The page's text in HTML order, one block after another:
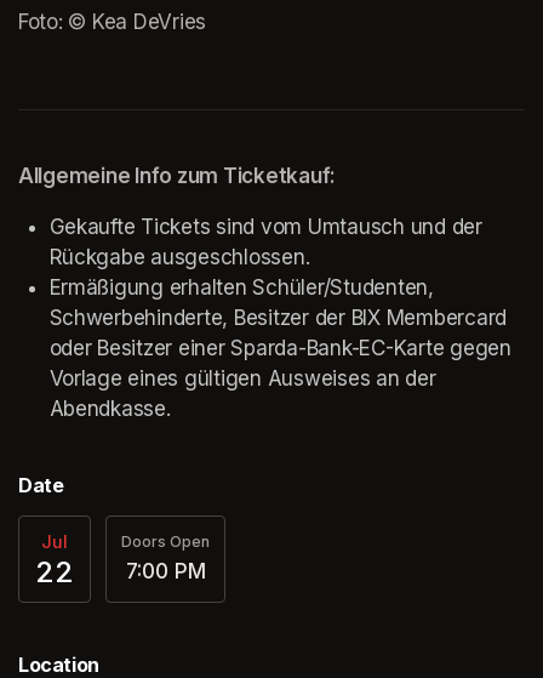
Foto: © Kea DeVries
Allgemeine Info zum Ticketkauf:
Gekaufte Tickets sind vom Umtausch und der
Rückgabe ausgeschlossen.
Ermäßigung erhalten Schüler/Studenten,
Schwerbehinderte, Besitzer der BIX Membercard
oder Besitzer einer Sparda-Bank-EC-Karte gegen
Vorlage eines gültigen Ausweises an der
Abendkasse.
Date
Jul
22
Doors Open
7:00 PM
Location